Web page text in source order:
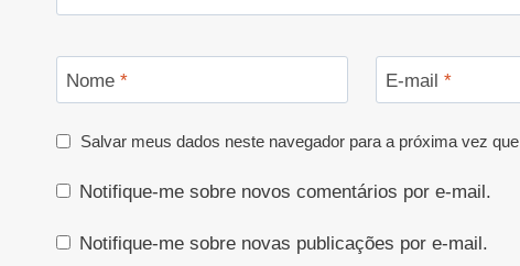
Nome * E-mail *
Salvar meus dados neste navegador para a próxima vez
Notifique-me sobre novos comentários por e-mail.
Notifique-me sobre novas publicações por e-mail.